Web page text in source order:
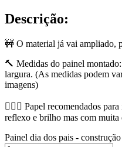
Descrição:
🚧 O material já vai ampliado,
🔨 Medidas do painel
largura. (As medidas podem
imagens)
👷🏻‍♂️ Papel recomendados
reflexo e brilho mas com muita
Painel dia dos pais -